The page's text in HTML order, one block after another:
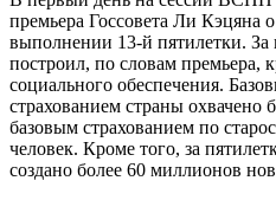
премьера Госсовета Ли Кэцяна
выполнении 13-й пятилетки. За
построил, по словам
социального обеспечения.
страхованием страны охвачено
базовым страхованием по
человек. Кроме того, за
создано более 60 миллионов